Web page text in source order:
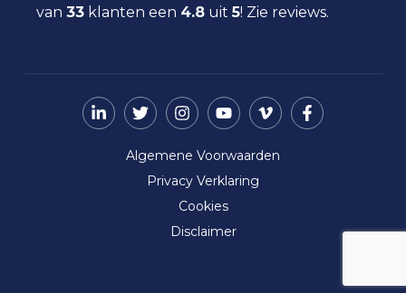
Social Return
Scheepsverlichting
Universiteitsverlichting
Utiliteitsverlichting
Werkplaatsverlichting
Ziekenhuisverlichting
Zorgverlichting
Eindgebruiker
Storingsinformatie
Nieuws
Over ons
van 33 klanten een 4.8 uit5! Zie reviews.
Algemene Voorwaarden
Privacy Verklaring
Cookies
Disclaimer